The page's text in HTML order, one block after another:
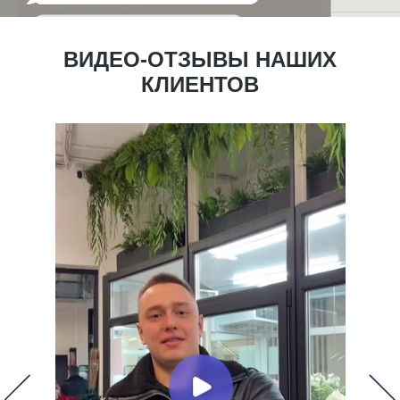
ВИДЕО-ОТЗЫВЫ НАШИХ
КЛИЕНТОВ